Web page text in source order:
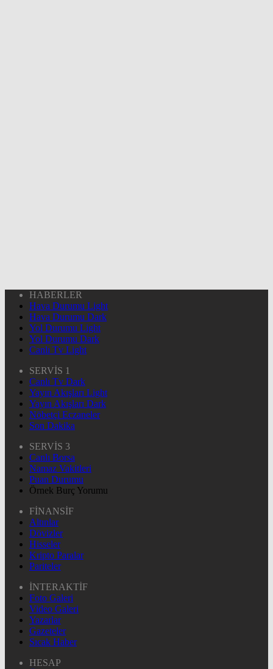
HABERLER
Hava Durumu Light
Hava Durumu Dark
Yol Durumu Light
Yol Durumu Dark
Canlı Tv Light
SERVİS 1
Canlı Tv Dark
Yayın Akışları Light
Yayın Akışları Dark
Nöbetçi Eczaneler
Son Dakika
SERVİS 3
Canlı Borsa
Namaz Vakitleri
Puan Durumu
Örnek Burç Yorumu
FİNANSİF
Altınlar
Dövizler
Hisseler
Kripto Paralar
Pariteler
İNTERAKTİF
Foto Galeri
Video Galeri
Yazarlar
Gazeteler
Sıcak Haber
HESAP